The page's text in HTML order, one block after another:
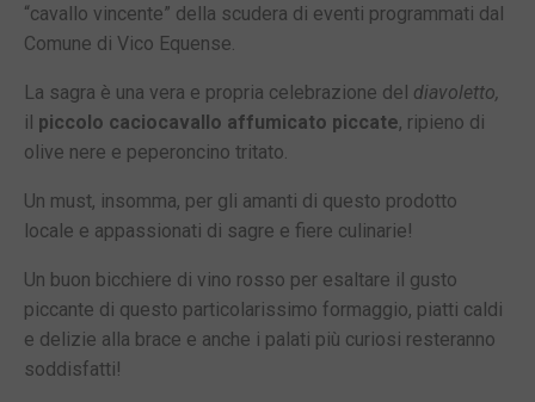
“cavallo vincente” della scudera di eventi programmati dal
Comune di Vico Equense.
La sagra è una vera e propria celebrazione del diavoletto,
il piccolo caciocavallo affumicato piccate, ripieno di
olive nere e peperoncino tritato.
Un must, insomma, per gli amanti di questo prodotto
locale e appassionati di sagre e fiere culinarie!
Un buon bicchiere di vino rosso per esaltare il gusto
piccante di questo particolarissimo formaggio, piatti caldi
e delizie alla brace e anche i palati più curiosi resteranno
soddisfatti!